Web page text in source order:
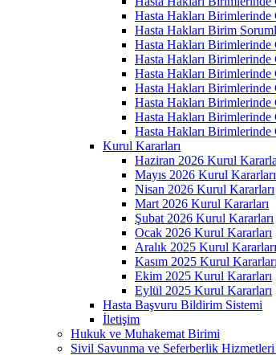
Hasta Hakları Birimlerinde
Hasta Hakları Birim
Hasta Hakları Birimlerinde
Hasta Hakları Birimlerinde
Hasta Hakları Birimlerinde
Hasta Hakları Birimlerinde
Hasta Hakları Birimlerinde
Hasta Hakları Birimlerinde
Hasta Hakları Birimlerinde
Kurul Kararları
Haziran 2026 Kurul
Mayıs 2026 Kurul Kararları
Nisan 2026 Kurul Kararları
Mart 2026 Kurul Kararları
Şubat 2026 Kurul Kararları
Ocak 2026 Kurul Kararları
Aralık 2025 Kurul Kararları
Kasım 2025 Kurul Kararları
Ekim 2025 Kurul Kararları
Eylül 2025 Kurul Kararları
Hasta Başvuru Bildirim Sistemi
İletişim
Hukuk ve Muhakemat Birimi
Sivil Savunma ve Seferberlik